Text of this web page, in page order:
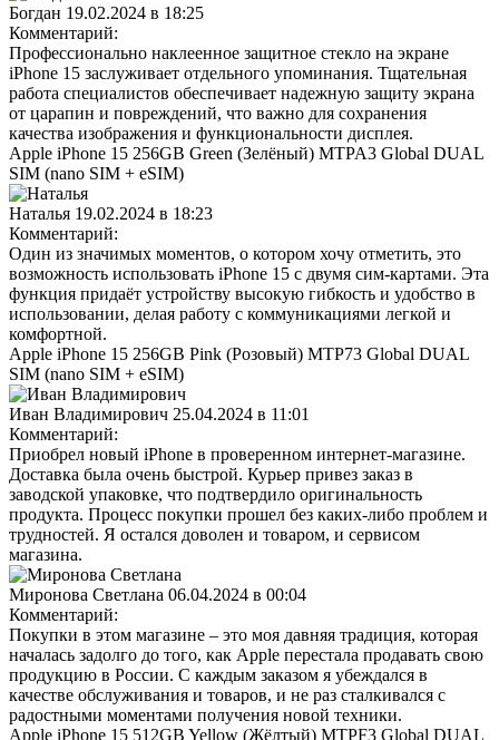
Богдан 19.02.2024 в 18:25
Комментарий:
Профессионально наклеенное защитное стекло на экране
iPhone 15 заслуживает отдельного упоминания. Тщательная
работа специалистов обеспечивает надежную защиту экрана
от царапин и повреждений, что важно для сохранения
качества изображения и функциональности дисплея.
Apple iPhone 15 256GB Green (Зелёный) MTPA3 Global DUAL
SIM (nano SIM + eSIM)
Наталья 19.02.2024 в 18:23
Комментарий:
Один из значимых моментов, о котором хочу отметить, это
возможность использовать iPhone 15 с двумя сим-картами. Эта
функция придаёт устройству высокую гибкость и удобство в
использовании, делая работу с коммуникациями легкой и
комфортной.
Apple iPhone 15 256GB Pink (Розовый) MTP73 Global DUAL
SIM (nano SIM + eSIM)
Иван Владимирович 25.04.2024 в 11:01
Комментарий:
Приобрел новый iPhone в проверенном интернет-магазине.
Доставка была очень быстрой. Курьер привез заказ в
заводской упаковке, что подтвердило оригинальность
продукта. Процесс покупки прошел без каких-либо проблем и
трудностей. Я остался доволен и товаром, и сервисом
магазина.
Миронова Светлана 06.04.2024 в 00:04
Комментарий:
Покупки в этом магазине – это моя давняя традиция, которая
началась задолго до того, как Apple перестала продавать свою
продукцию в России. С каждым заказом я убеждался в
качестве обслуживания и товаров, и не раз сталкивался с
радостными моментами получения новой техники.
Apple iPhone 15 512GB Yellow (Жёлтый) MTPF3 Global DUAL